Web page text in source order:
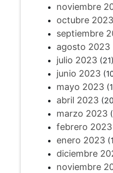
noviembre
octubre 2023
septiembre
agosto 2023
julio 2023(21)
junio 2023
mayo 2023
abril 2023
marzo 2023
febrero 2023
enero 2023
diciembre
noviembre